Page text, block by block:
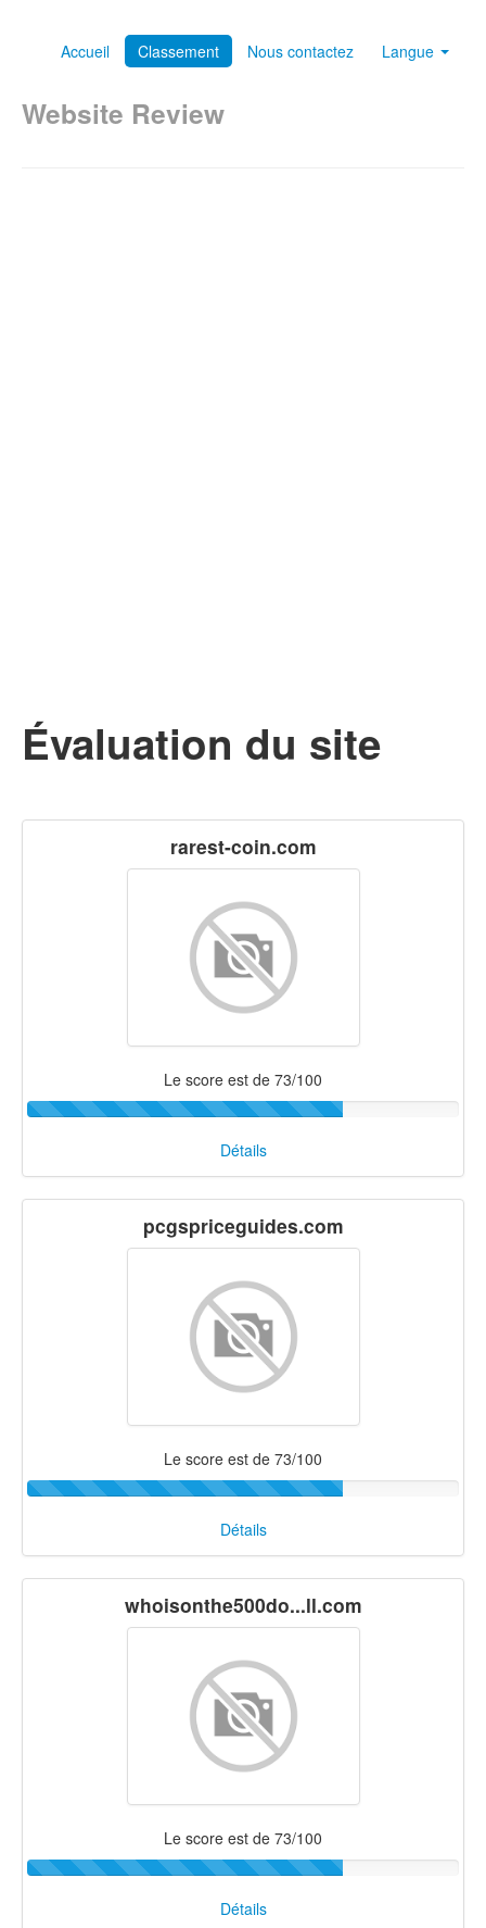
Accueil Classement Nous contactez Langue
Website Review
Évaluation du site
rarest-coin.com
Le score est de 73/100
Détails
pcgspriceguides.com
Le score est de 73/100
Détails
whoisonthe500do...ll.com
Le score est de 73/100
Détails